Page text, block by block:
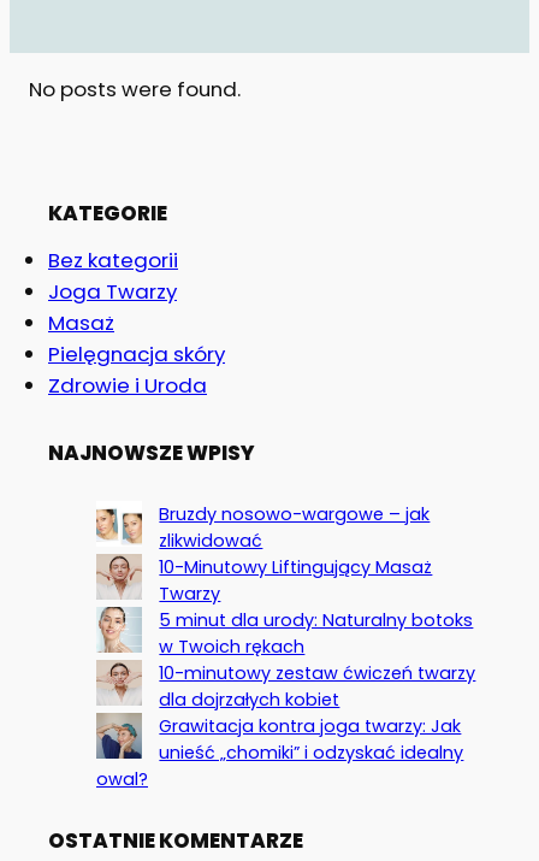
No posts were found.
KATEGORIE
Bez kategorii
Joga Twarzy
Masaż
Pielęgnacja skóry
Zdrowie i Uroda
NAJNOWSZE WPISY
Bruzdy nosowo-wargowe – jak
zlikwidować
10-Minutowy Liftingujący Masaż
Twarzy
5 minut dla urody: Naturalny botoks
w Twoich rękach
10-minutowy zestaw ćwiczeń twarzy
dla dojrzałych kobiet
Grawitacja kontra joga twarzy: Jak
unieść „chomiki” i odzyskać idealny
owal?
OSTATNIE KOMENTARZE